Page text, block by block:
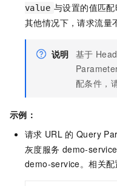
value 与设置的值匹配
其他情况下，请求流量
说明 基于
配条件，
示例：
请求 URL 的 Query
灰度服务 demo-
demo-service。相关配